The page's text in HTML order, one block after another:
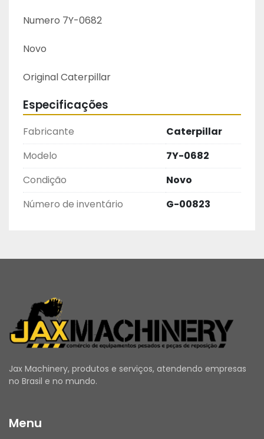
Numero 7Y-0682
Novo
Original Caterpillar
Especificações
Fabricante
Caterpillar
Modelo
7Y-0682
Condição
Novo
Número de inventário
G-00823
Jax Machinery, produtos e serviços, atendendo empresas
no Brasil e no mundo.
Menu